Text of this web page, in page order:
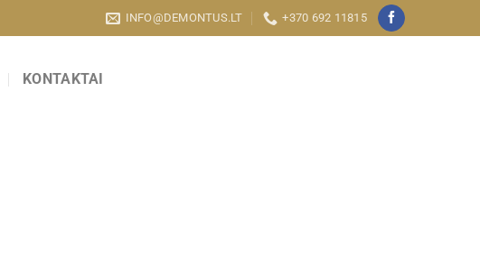
INFO@DEMONTUS.LT +370 692 11815
KONTAKTAI